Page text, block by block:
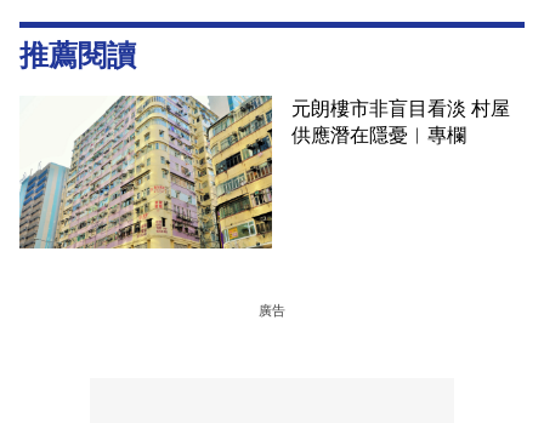
推薦閱讀
元朗樓市非盲目看淡 村屋
供應潛在隱憂︳專欄
廣告